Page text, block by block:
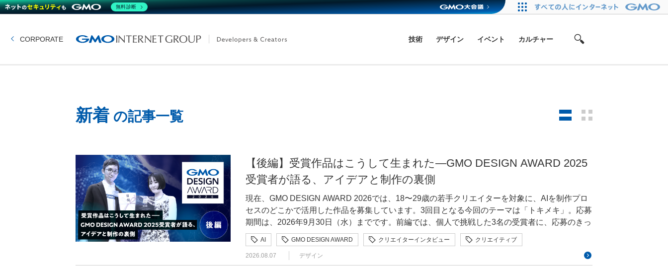
CORPORATE 技術 デザイン イベント カルチャー
新着 の記事一覧
【後編】受賞作品はこうして生まれた—GMO DESIGN AWARD 2025
受賞者が語る、アイデアと制作の裏側
現在、GMO DESIGN AWARD 2026では、18〜29歳の若手クリエイターを対象に、AIを制作プロ
セスのどこかで活用した作品を募集しています。3回目となる今回のテーマは「トキメキ」。応募
期間は、2026年9月30日（水）までです。前編では、個人で挑戦した3名の受賞者に、応募のきっ
かけや制作の工夫、AIとの向き合い方について伺いました。後編では、チームで挑戦し、受賞し
た3組をご紹介します。得意分野の異なるメンバーが集まることで、アイデアはどのように広が
り、作品として形になっていったのでしょうか。個人制作とは異なる、チームならではの工夫や
AI GMO DESIGN AWARD クリエイターインタビュー クリエイティブ
2026.08.07 デザイン
無料診断